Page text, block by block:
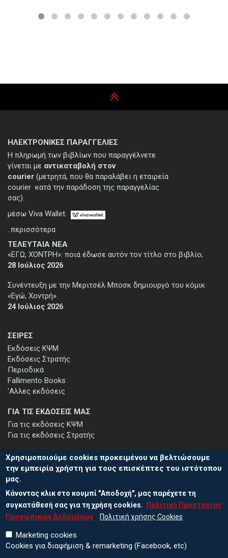
ΣΕΙΡΕΣ
Εκδόσεις ΚΨΜ
Εκδόσεις Στρατής
Περιοδικά
Fallimento Books
'Αλλες εκδόσεις
ΤΕΛΕΥΤΑΙΑ ΝΕΑ
«ΕΓΩ, ΧΟΝΤΡΗ»: ποιά έδωσε αυτόν τον τίτλο στο βιβλίο;
28 Ιούλιος 2026
Συνέντευξη με την Μεριτσέλ Μποσκ δημιουργό του κόμικ
«Εγώ, Χοντρή»
24 Ιούλιος 2026
ΓΙΑ ΤΙΣ ΕΚΔΟΣΕΙΣ ΜΑΣ
Για τις εκδόσεις ΚΨΜ
Για τις εκδόσεις Στρατής
ΗΛΕΚΤΡΟΝΙΚΕΣ ΠΑΡΑΓΓΕΛΙΕΣ
Η πληρωμή των βιβλίων που παραγγέλνετε
γίνεται με αντικαταβολή στον
courier (μετρητά, που θα παραλάβει η εταιρεία
courier κατά την παράδοση της παραγγελίας
σας).
μέσω Viva Wallet.
..περισσότερα
ΕΓΓΡΑΦΗ ΣΤΟ ΕΝΗΜΕΡΩΤΙΚΟ ΔΕΛΤΙΟ
Μείνετε ενημερωμένοι για τις νέες εκδόσεις μας και τις εκδηλώσεις
μας - εγγραφείτε στο ενημερωτικό μας δελτίο.
Χρησιμοποιούμε cookies προκειμένου να βελτιώσουμε
την εμπειρία χρήστη για τους επισκέπτες του ιστότοπου
μας.
Κάνοντας κλικ στο κουμπί "Αποδοχή", μας παρέχετε τη
συγκατάθεσή σας για τη χρήση cookies.
Πολιτική Προστασίας
Προσωπικών Δεδομένων
Πολιτική χρήσης Cookies
Marketing cookies
Cookies για διαφήμιση & remarketing (Facebook, etc)